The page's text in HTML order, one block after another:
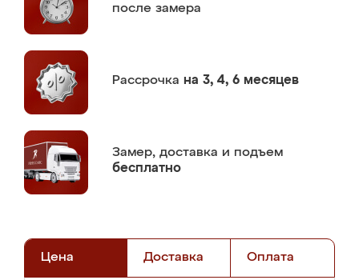
после замера
Рассрочка на 3, 4, 6 месяцев
Замер, доставка и подъем
бесплатно
Цена Доставка Оплата